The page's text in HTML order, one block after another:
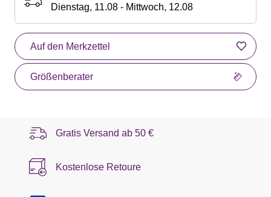
Dienstag, 11.08 - Mittwoch, 12.08
Auf den Merkzettel
Größenberater
Gratis Versand ab 50 €
Kostenlose Retoure